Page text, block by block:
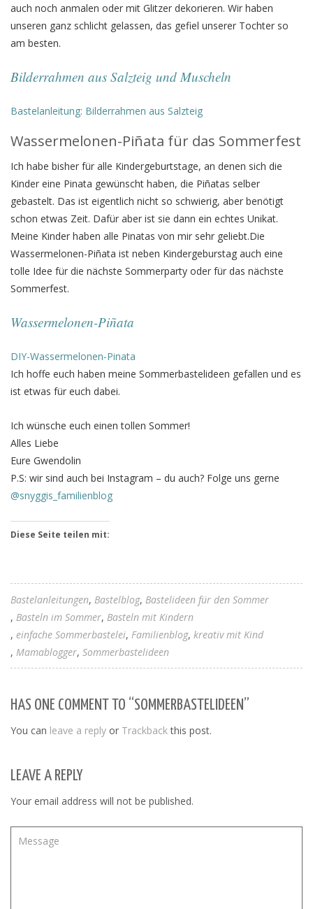
auch noch anmalen oder mit Glitzer dekorieren. Wir haben
unseren ganz schlicht gelassen, das gefiel unserer Tochter so
am besten.
Bilderrahmen aus Salzteig und Muscheln
Bastelanleitung: Bilderrahmen aus Salzteig
Wassermelonen-Piñata für das Sommerfest
Ich habe bisher für alle Kindergeburtstage, an denen sich die
Kinder eine Pinata gewünscht haben, die Piñatas selber
gebastelt. Das ist eigentlich nicht so schwierig, aber benötigt
schon etwas Zeit. Dafür aber ist sie dann ein echtes Unikat.
Meine Kinder haben alle Pinatas von mir sehr geliebt.Die
Wassermelonen-Piñata ist neben Kindergeburstag auch eine
tolle Idee für die nächste Sommerparty oder für das nächste
Sommerfest.
Wassermelonen-Piñata
DIY-Wassermelonen-Pinata
Ich hoffe euch haben meine Sommerbastelideen gefallen und es
ist etwas für euch dabei.
Ich wünsche euch einen tollen Sommer!
Alles Liebe
Eure Gwendolin
P.S: wir sind auch bei Instagram – du auch? Folge uns gerne
@snyggis_familienblog
Diese Seite teilen mit:
Bastelanleitungen Bastelblog Bastelideen für den Sommer
Basteln im Sommer Basteln mit Kindern
einfache Sommerbastelei Familienblog kreativ mit Kind
Mamablogger Sommerbastelideen
HAS ONE COMMENT TO “SOMMERBASTELIDEEN”
You can leave a reply or Trackbackthis post.
LEAVE A REPLY
Your email address will not be published.